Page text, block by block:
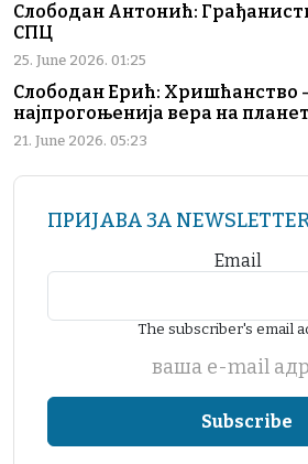
Слободан Антонић:
СПЦ
25. June 2026. 01:25
Слободан Ерић: Хришћанство
најпрогоњенија вера на
21. June 2026. 05:23
ПРИЈАВА ЗА
Email
The subscriber's email
ваша е-mail